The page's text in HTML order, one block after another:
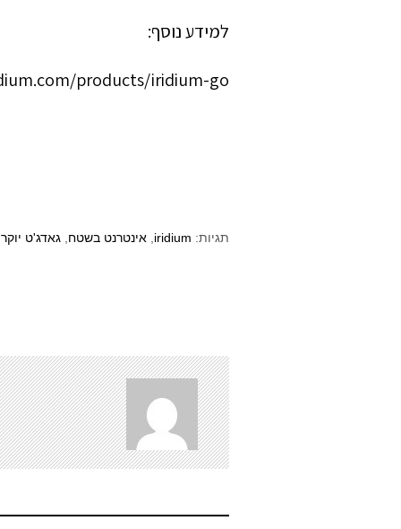
למידע נוסף:
products/iridium-go/
תגיות: iridium
, אינטרנט בשטח, גאדג'ט